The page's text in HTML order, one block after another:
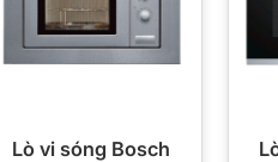
Lò vi sóng Bosch